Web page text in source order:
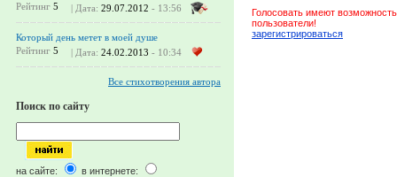
Рейтинг 5 | Дата: 29.07.2012 - 13:56
Который день метет в моей душе
Рейтинг 5 | Дата: 24.02.2013 - 10:34
Все стихотворения автора
Поиск по сайту
на сайте: в интернете:
Голосовать имеют
пользователи!
зарегистрироваться